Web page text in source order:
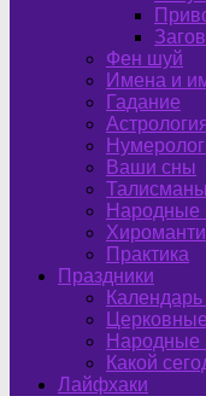
Фен шуй
Имена и
Гадание
Ваши сны
Талисманы
Народные
Практика
Праздники
Народные
Какой
Лайфхаки